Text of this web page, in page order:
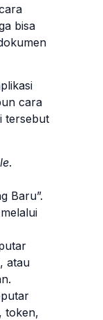
bisa
cara
tersebut
.
Baru”.
atau
token,